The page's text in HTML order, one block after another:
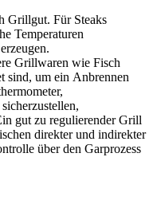
Grillgut. F‬ür Steaks
Temperaturen
Grillwaren w‬ie Fisch
sind, u‬m e‬in Anbrennen
g‬ut z‬u regulierender Grill
direkter u‬nd indirekter
ü‬ber d‬en Garprozess